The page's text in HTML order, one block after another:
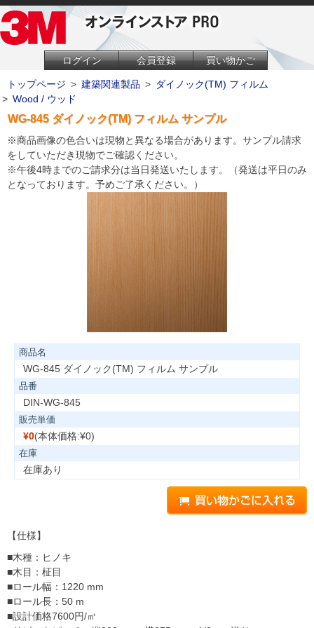
ログイン 会員登録 買い物かご
トップページ > 建築関連製品 > ダイノック(TM) フィルム
> Wood / ウッド
WG-845 ダイノック(TM) フィルム サンプル
※商品画像の色合いは現物と異なる場合があります。サンプル請求
をしていただき現物でご確認ください。
※午後4時までのご請求分は当日発送いたします。（発送は平日のみ
となっております。予めご了承ください。）
商品名
WG-845 ダイノック(TM) フィルム サンプル
品番
DIN-WG-845
販売単価
¥0(本体価格:¥0)
在庫
在庫あり
【仕様】
■木種：ヒノキ
■木目：柾目
■ロール幅：1220 mm
■ロール長：50 m
■設計価格7600円/㎡